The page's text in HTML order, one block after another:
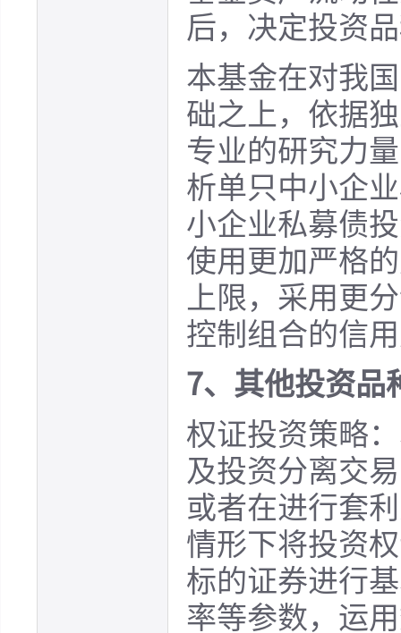
后，决定投资
本基金在对我
础之上，依据
专业的研究力
析单只中小企
小企业私募债
使用更加严格
上限，采用更
控制组合的信
7、其他投资品
权证投资策略
及投资分离交
或者在进行套
情形下将投资
标的证券进行
率等参数，运